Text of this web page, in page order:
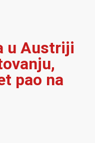
u Austriji
pao na